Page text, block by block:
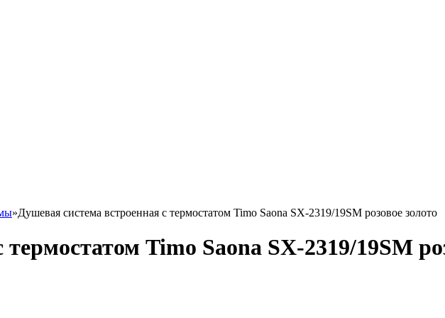
»Душевая система встроенная с термостатом Timo Saona SX-2319/19SM розовое золото
Timo Saona SX-2319/19SM